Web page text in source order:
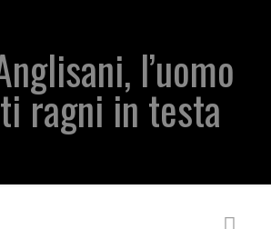
l’uomo
ragni in testa